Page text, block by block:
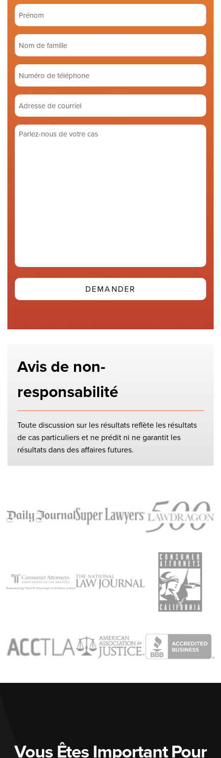
Prénom
(Required)
Nom
de
famille
(Required)
Numéro
de
téléphone
Adresse
de
courriel
(Required)
Parlez-
Avis de non-
responsabilité
Toute discussion sur les résultats reflète les résultats
de cas particuliers et ne prédit ni ne garantit les
résultats dans des affaires futures.
Vous Êtes Important Pour